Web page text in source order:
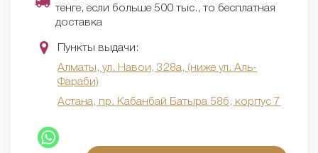
тенге, если больше 500 тыс., то бесплатная
доставка
Пункты выдачи:
Алматы, ул. Навои, 328а, (ниже ул. Аль-
Фараби)
Астана, пр. Кабанбай Батыра 58б, корпус 7